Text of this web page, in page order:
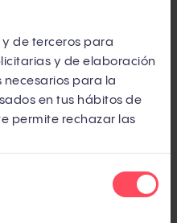
y de terceros para
y de elaboración
para la
en tus hábitos de
permite rechazar las